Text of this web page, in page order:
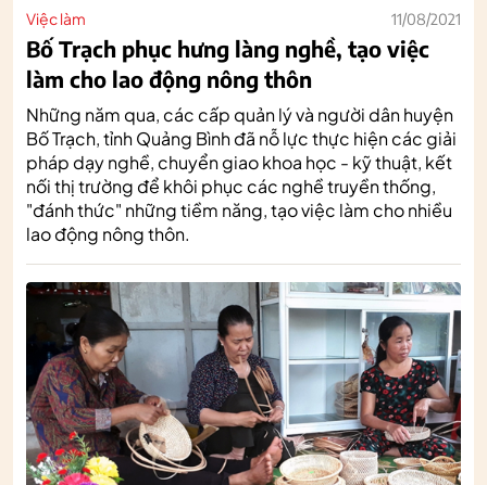
Việc làm 11/08/2021
Bố Trạch phục hưng làng nghề, tạo việc
làm cho lao động nông thôn
Những năm qua, các cấp quản lý và người dân huyện
Bố Trạch, tỉnh Quảng Bình đã nỗ lực thực hiện các giải
pháp dạy nghề, chuyển giao khoa học - kỹ thuật, kết
nối thị trường để khôi phục các nghề truyền thống,
"đánh thức" những tiềm năng, tạo việc làm cho nhiều
lao động nông thôn.